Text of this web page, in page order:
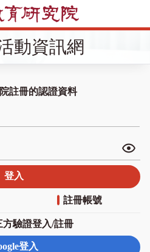
動資訊網
註冊的認證資料
註冊帳號
方驗證登入/註冊